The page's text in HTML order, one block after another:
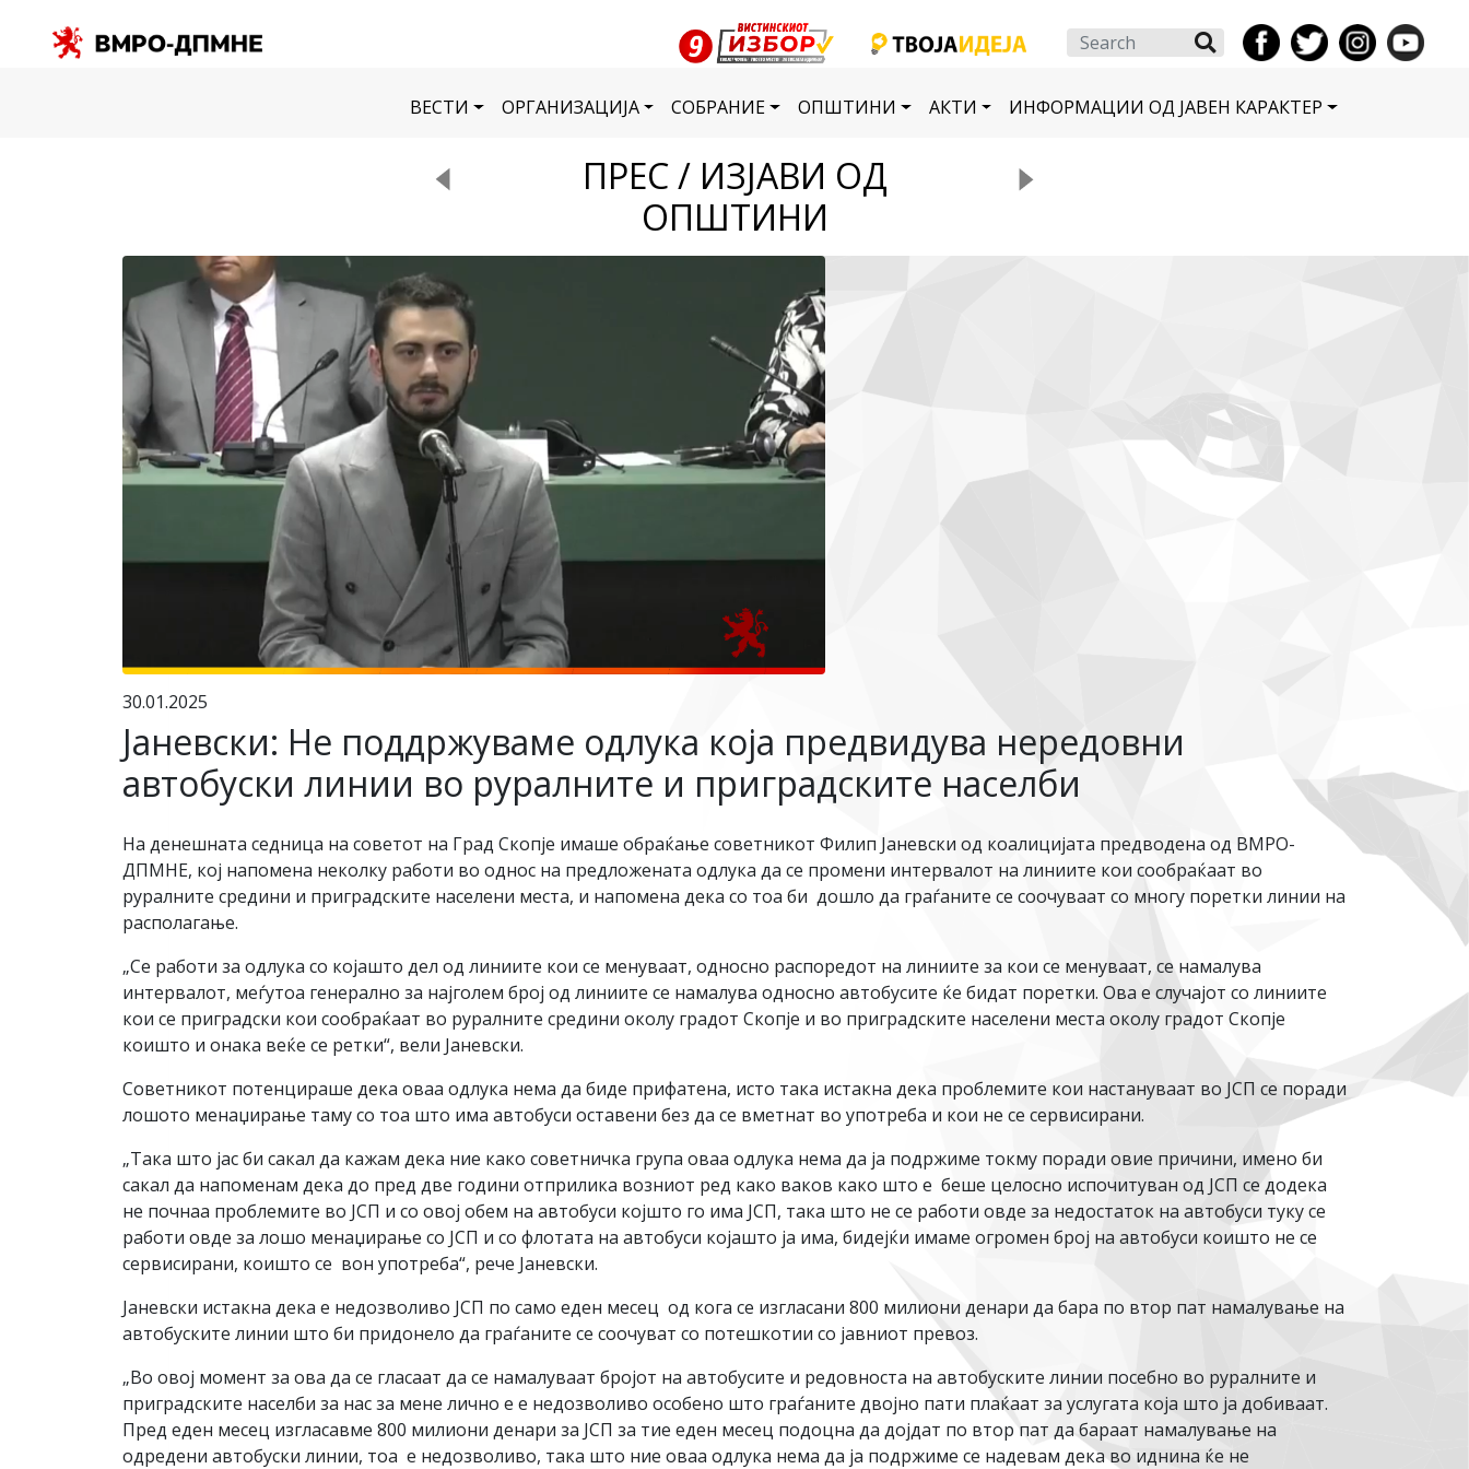
Search
ВЕСТИ ОРГАНИЗАЦИЈА СОБРАНИЕ ОПШТИНИ АКТИ ИНФОРМАЦИИ ОД ЈАВЕН КАРАКТЕР
ПРЕС / ИЗЈАВИ ОД
ОПШТИНИ
30.01.2025
Јаневски: Не поддржуваме одлука која предвидува нередовни
автобуски линии во руралните и приградските населби
На денешната седница на советот на Град Скопје имаше обраќање советникот Филип Јаневски од коалицијата предводена од ВМРО-
ДПМНЕ, кој напомена неколку работи во однос на предложената одлука да се промени интервалот на линиите кои сообраќаат во
руралните средини и приградските населени места, и напомена дека со тоа би дошло да граѓаните се соочуваат со многу поретки линии на
располагање.
„Се работи за одлука со којашто дел од линиите кои се менуваат, односно распоредот на линиите за кои се менуваат, се намалува
интервалот, меѓутоа генерално за најголем број од линиите се намалува односно автобусите ќе бидат поретки. Ова е случајот со линиите
кои се приградски кои сообраќаат во руралните средини околу градот Скопје и во приградските населени места околу градот Скопје
коишто и онака веќе се ретки“, вели Јаневски.
Советникот потенцираше дека оваа одлука нема да биде прифатена, исто така истакна дека проблемите кои настануваат во ЈСП се поради
лошото менаџирање таму со тоа што има автобуси оставени без да се вметнат во употреба и кои не се сервисирани.
„Така што јас би сакал да кажам дека ние како советничка група оваа одлука нема да ја подржиме токму поради овие причини, имено би
сакал да напоменам дека до пред две години отприлика возниот ред како ваков како што е беше целосно испочитуван од ЈСП се додека
не почнаа проблемите во ЈСП и со овој обем на автобуси којшто го има ЈСП, така што не се работи овде за недостаток на автобуси туку се
работи овде за лошо менаџирање со ЈСП и со флотата на автобуси којашто ја има, бидејќи имаме огромен број на автобуси коишто не се
сервисирани, коишто се вон употреба“, рече Јаневски.
Јаневски истакна дека е недозволиво ЈСП по само еден месец од кога се изгласани 800 милиони денари да бара по втор пат намалување на
автобуските линии што би придонело да граѓаните се соочуват со потешкотии со јавниот превоз.
„Во овој момент за ова да се гласаат да се намалуваат бројот на автобусите и редовноста на автобуските линии посебно во руралните и
приградските населби за нас за мене лично е е недозволиво особено што граѓаните двојно пати плаќаат за услугата која што ја добиваат.
Пред еден месец изгласавме 800 милиони денари за ЈСП за тие еден месец подоцна да дојдат по втор пат да бараат намалување на
одредени автобуски линии, тоа е недозволиво, така што ние оваа одлука нема да ја подржиме се надевам дека во иднина ќе не